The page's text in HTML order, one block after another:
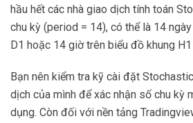
hầu hết các nhà giao dịch tính toán
chu kỳ (period = 14), có thể là 14
D1 hoặc 14 giờ trên biểu đồ khung
Bạn nên kiểm tra kỹ cài đặt
dịch của mình để xác nhận số chu kỳ
dụng. Còn đối với nền tảng